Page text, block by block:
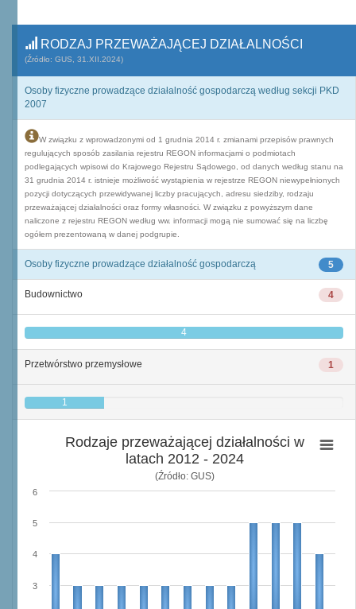
RODZAJ PRZEWAŻAJĄCEJ DZIAŁALNOŚCI
(Źródło: GUS, 31.XII.2024)
Osoby fizyczne prowadzące działalność gospodarczą według sekcji PKD
2007
W związku z wprowadzonymi od 1 grudnia 2014 r. zmianami przepisów prawnych
regulujących sposób zasilania rejestru REGON informacjami o podmiotach
podlegających wpisowi do Krajowego Rejestru Sądowego, od danych według stanu na
31 grudnia 2014 r. istnieje możliwość wystąpienia w rejestrze REGON niewypełnionych
pozycji dotyczących przewidywanej liczby pracujących, adresu siedziby, rodzaju
przeważającej działalności oraz formy własności. W związku z powyższym dane
naliczone z rejestru REGON według ww. informacji mogą nie sumować się na liczbę
ogółem prezentowaną w danej podgrupie.
5
Osoby fizyczne prowadzące działalność gospodarczą
4
Budownictwo
4
1
Przetwórstwo przemysłowe
1
Rodzaje przeważającej działalności w
latach 2012 - 2024
(Źródło: GUS)
3
4
5
6